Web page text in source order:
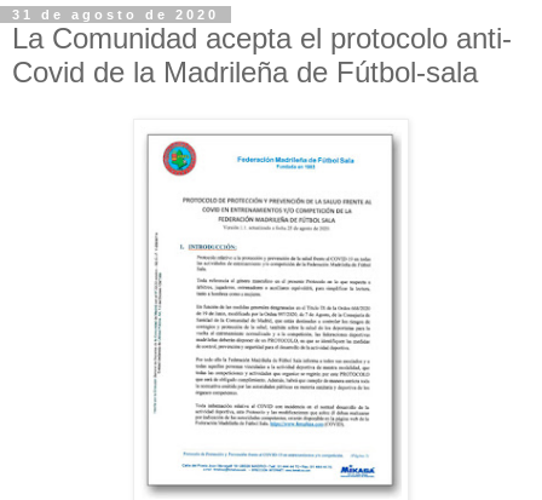
31 de agosto de 2020
La Comunidad acepta el protocolo anti-
Covid de la Madrileña de Fútbol-sala